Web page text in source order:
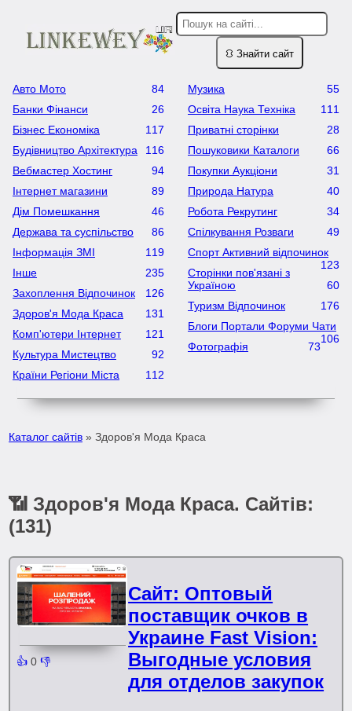
⛻ Знайти сайт
Авто Мото
84
Банки Фінанси
26
Бізнес Економіка
117
Будівництво Архітектура
116
Вебмастер Хостинг
94
Інтернет магазини
89
Дім Помешкання
46
Держава та суспільство
86
Інформація ЗМІ
119
Інше
235
Захоплення Відпочинок
126
Здоров'я Мода Краса
131
Комп'ютери Інтернет
121
Культура Мистецтво
92
Країни Регіони Міста
112
Музика
55
Освіта Наука Техніка
111
Приватні сторінки
28
Пошуковики Каталоги
66
Покупки Аукціони
31
Природа Натура
40
Робота Рекрутинг
34
Cпілкування Розваги
49
Спорт Активний відпочинок
123
Сторінки пов'язані з
Україною
60
Туризм Відпочинок
176
Блоги Портали Форуми Чати
106
Фотографія 73
Каталог сайтів » Здоров'я Мода Краса
📶 Здоров'я Мода Краса. Сайтів:
(131)
👍 0 👎
Сайт: Оптовый
поставщик очков в
Украине Fast Vision:
Выгодные условия
для отделов закупок